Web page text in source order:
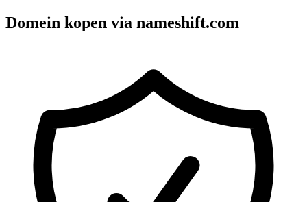
Domein kopen via nameshift.com